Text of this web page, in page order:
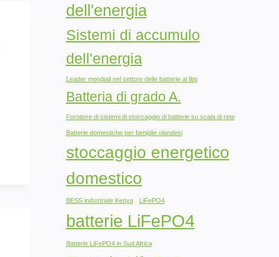
dell'energia
Sistemi di accumulo
dell'energia
Leader mondiali nel settore delle batterie al litio
Batteria di grado A.
Fornitore di sistemi di stoccaggio di batterie su scala di rete
Batterie domestiche per famiglie olandesi
stoccaggio energetico
domestico
BESS industriale Kenya LiFePO4
batterie LiFePO4
Batterie LiFePO4 in Sud Africa